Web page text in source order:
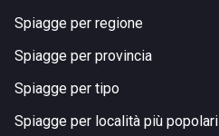
Spiagge per regione
Spiagge per provincia
Spiagge per tipo
Spiagge per località più popolari